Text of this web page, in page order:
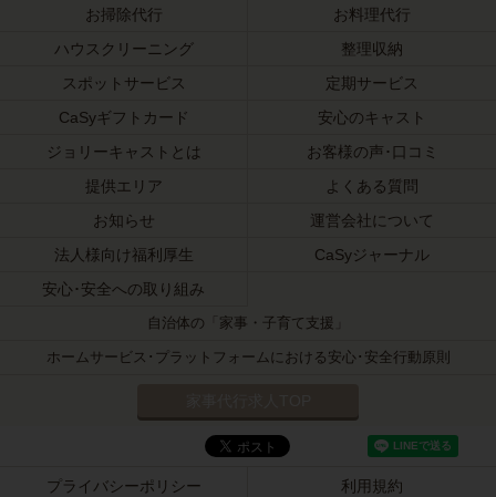
お掃除代行
お料理代行
ハウスクリーニング
整理収納
スポットサービス
定期サービス
CaSyギフトカード
安心のキャスト
ジョリーキャストとは
お客様の声･口コミ
提供エリア
よくある質問
お知らせ
運営会社について
法人様向け福利厚生
CaSyジャーナル
安心･安全への取り組み
自治体の「家事・子育て支援」
ホームサービス･プラットフォームにおける安心･安全行動原則
プライバシーポリシー 利用規約